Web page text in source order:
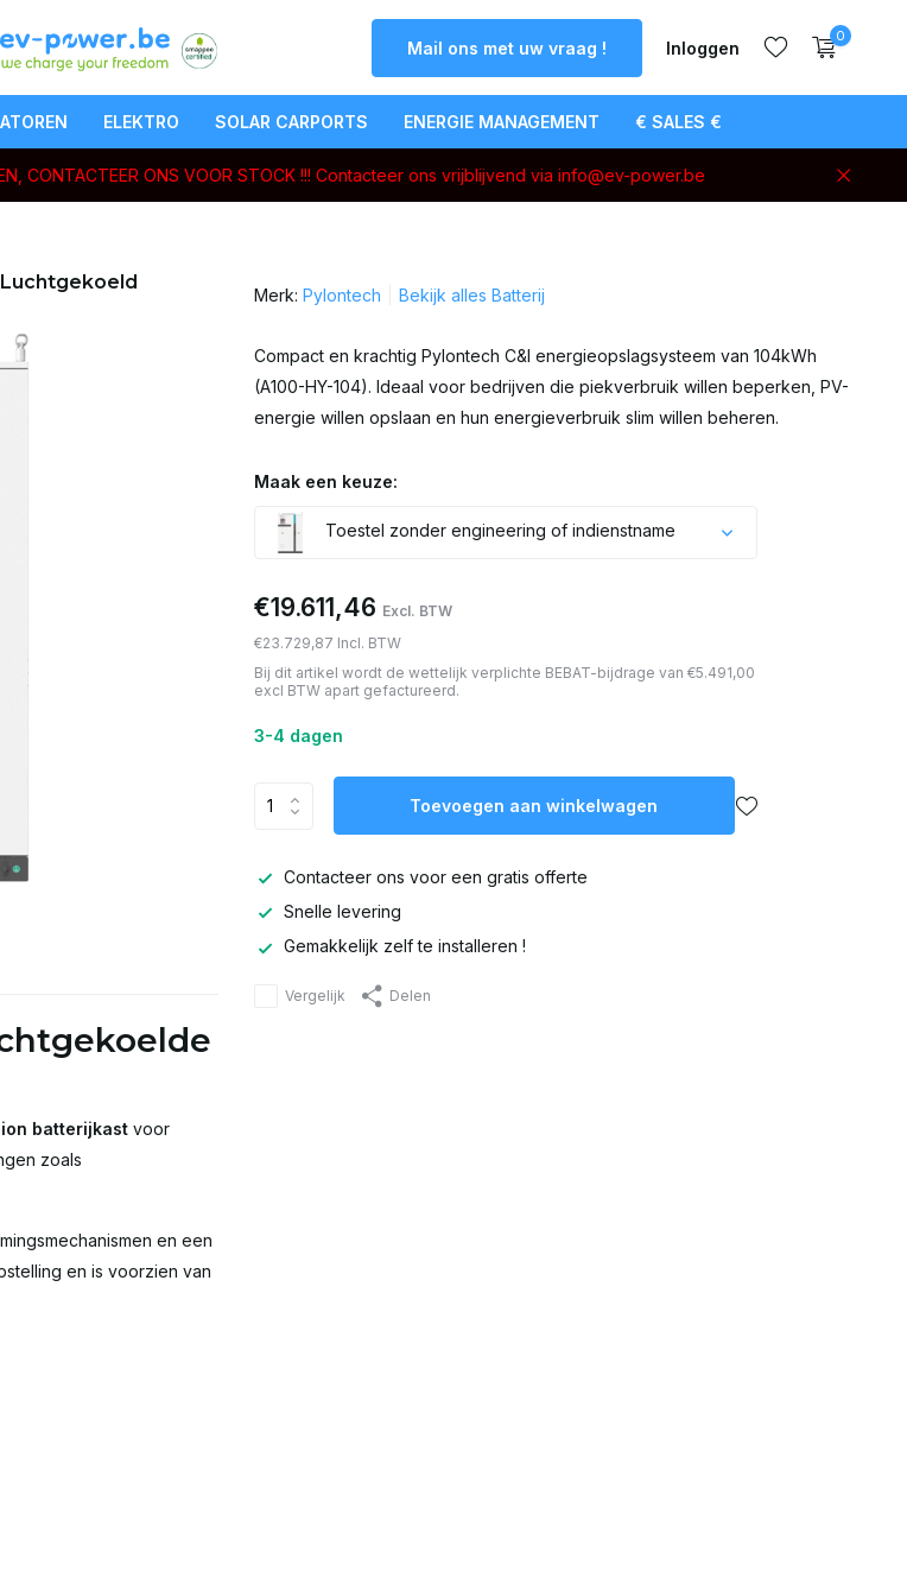
Mail ons met uw vraag ! Inloggen
0
ELEKTRO SOLAR CARPORTS ENERGIE MANAGEMENT € SALES €
CONTACTEER ONS VOOR STOCK !!! Contacteer ons vrijblijvend via info@ev-power.be
Luchtgekoeld
batterijkast voor
zoals
en een
en is voorzien van
Merk: Pylontech Bekijk alles Batterij
Compact en krachtig Pylontech C&I energieopslagsysteem van 104kWh
(A100-HY-104). Ideaal voor bedrijven die piekverbruik willen beperken, PV-
energie willen opslaan en hun energieverbruik slim willen beheren.
Maak een keuze:
Toestel zonder engineering of indienstname
€19.611,46 Excl. BTW
€23.729,87 Incl. BTW
Bij dit artikel wordt de wettelijk verplichte BEBAT-bijdrage van €5.491,00
excl BTW apart gefactureerd.
3-4 dagen
Toevoegen aan winkelwagen
Contacteer ons voor een gratis offerte
Snelle levering
Gemakkelijk zelf te installeren !
Vergelijk Delen